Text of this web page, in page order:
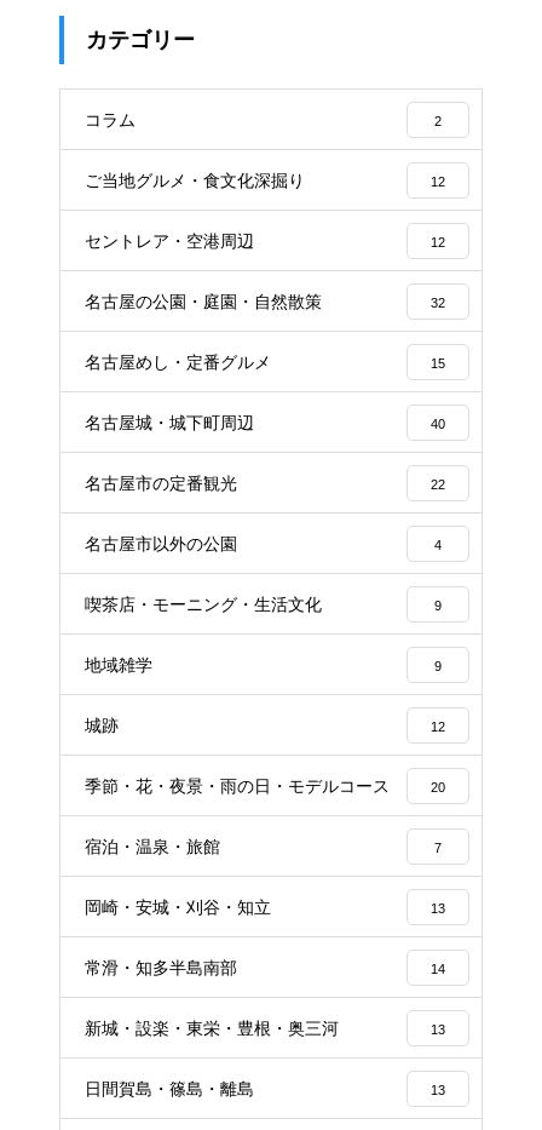
カテゴリー
コラム 2
ご当地グルメ・食文化深掘り 12
セントレア・空港周辺 12
名古屋の公園・庭園・自然散策 32
名古屋めし・定番グルメ 15
名古屋城・城下町周辺 40
名古屋市の定番観光 22
名古屋市以外の公園 4
喫茶店・モーニング・生活文化 9
地域雑学 9
城跡 12
季節・花・夜景・雨の日・モデルコース 20
宿泊・温泉・旅館 7
岡崎・安城・刈谷・知立 13
常滑・知多半島南部 14
新城・設楽・東栄・豊根・奥三河 13
日間賀島・篠島・離島 13